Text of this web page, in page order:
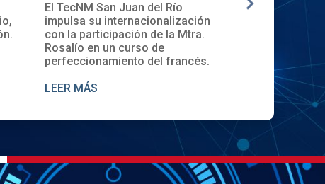
Río
la Mtra.
francés.
✨🎓Toma de Protesta del Comité
Local del XXXII ENECB-CEA 2025
en el TecNM San Juan del Río
LEER MÁS
La
LEER